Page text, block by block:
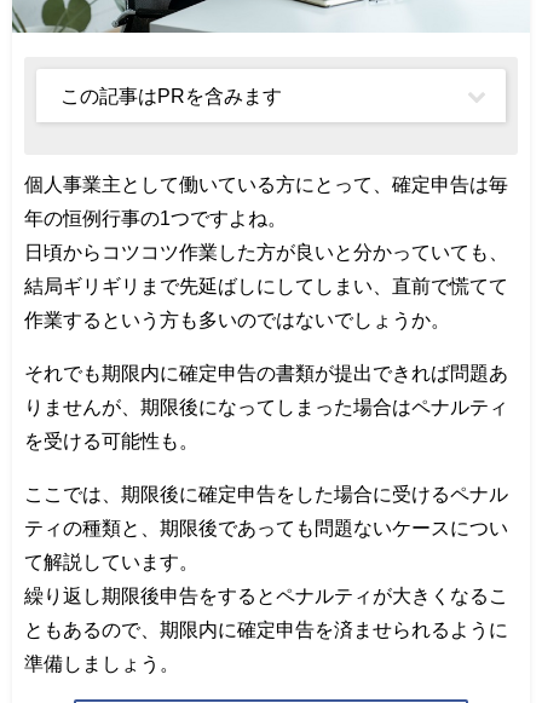
この記事はPRを含みます
個人事業主として働いている方にとって、確定申告は毎
年の恒例行事の1つですよね。
日頃からコツコツ作業した方が良いと分かっていても、
結局ギリギリまで先延ばしにしてしまい、直前で慌てて
作業するという方も多いのではないでしょうか。
それでも期限内に確定申告の書類が提出できれば問題あ
りませんが、期限後になってしまった場合はペナルティ
を受ける可能性も。
ここでは、期限後に確定申告をした場合に受けるペナル
ティの種類と、期限後であっても問題ないケースについ
て解説しています。
繰り返し期限後申告をするとペナルティが大きくなるこ
ともあるので、期限内に確定申告を済ませられるように
準備しましょう。